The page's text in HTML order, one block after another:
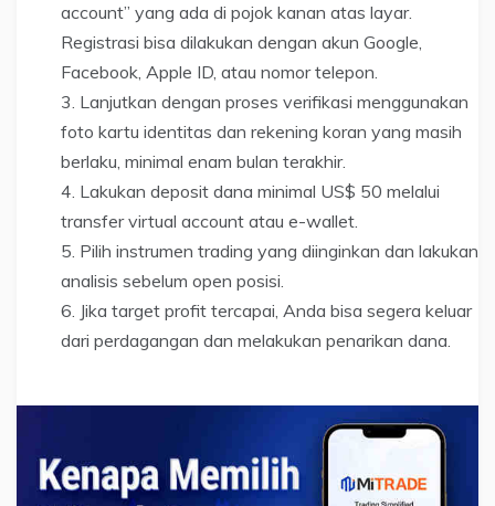
account” yang ada di pojok kanan atas layar.
Registrasi bisa dilakukan dengan akun Google,
Facebook, Apple ID, atau nomor telepon.
Lanjutkan dengan proses verifikasi menggunakan
foto kartu identitas dan rekening koran yang masih
berlaku, minimal enam bulan terakhir.
Lakukan deposit dana minimal US$ 50 melalui
transfer virtual account atau e-wallet.
Pilih instrumen trading yang diinginkan dan lakukan
analisis sebelum open posisi.
Jika target profit tercapai, Anda bisa segera keluar
dari perdagangan dan melakukan penarikan dana.